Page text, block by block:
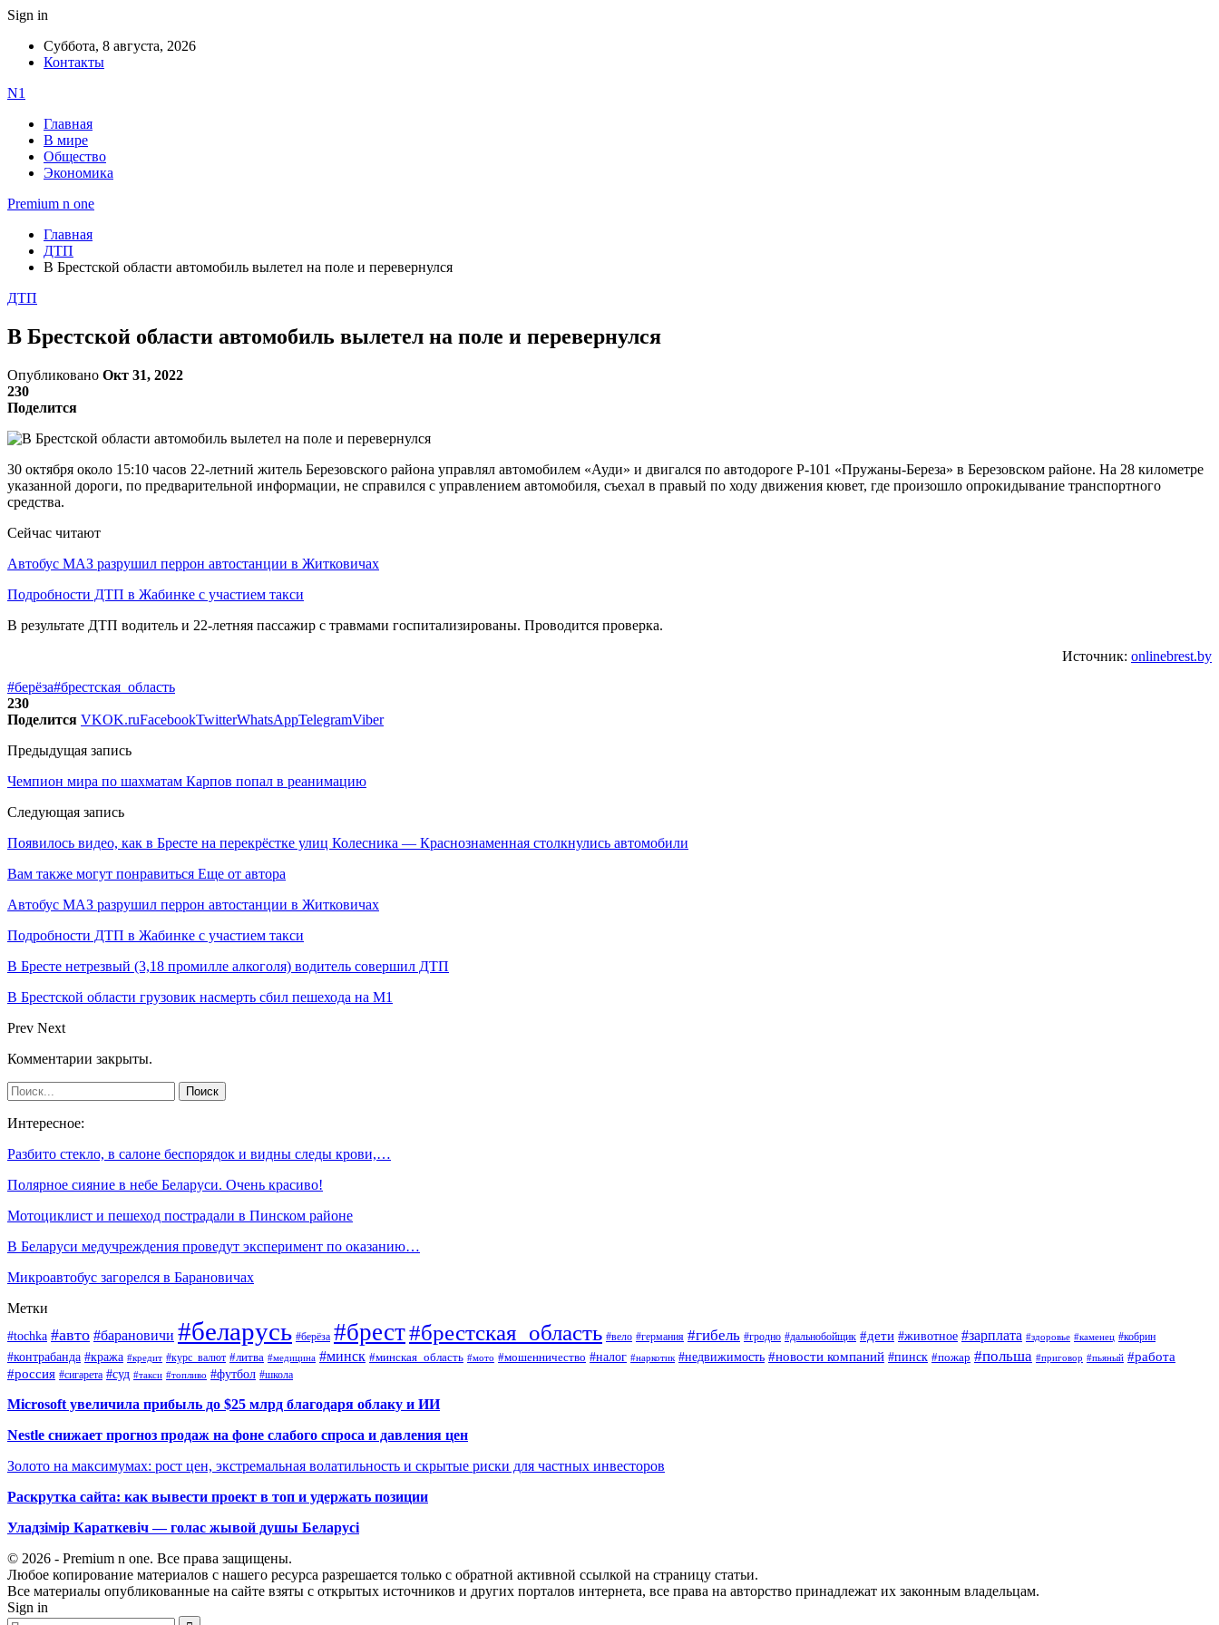
Sign in
Суббота, 8 августа, 2026
Контакты
N1
Главная
В мире
Общество
Экономика
Premium n one
Главная
ДТП
В Брестской области автомобиль вылетел на поле и перевернулся
ДТП
В Брестской области автомобиль вылетел на поле и перевернулся
Опубликовано Окт 31, 2022
230
Поделится
30 октября около 15:10 часов 22-летний житель Березовского района управлял автомобилем «Ауди» и двигался по автодороге Р-101 «Пружаны-Береза» в Березовском районе. На 28 километре
указанной дороги, по предварительной информации, не справился с управлением автомобиля, съехал в правый по ходу движения кювет, где произошло опрокидывание транспортного
средства.
Сейчас читают
Автобус МАЗ разрушил перрон автостанции в Житковичах
Подробности ДТП в Жабинке с участием такси
В результате ДТП водитель и 22-летняя пассажир с травмами госпитализированы. Проводится проверка.
Источник: onlinebrest.by
#берёза#брестская_область
230
Поделится VKOK.ruFacebookTwitterWhatsAppTelegramViber
Предыдущая запись
Чемпион мира по шахматам Карпов попал в реанимацию
Следующая запись
Появилось видео, как в Бресте на перекрёстке улиц Колесника — Краснознаменная столкнулись автомобили
Вам также могут понравиться Еще от автора
Автобус МАЗ разрушил перрон автостанции в Житковичах
Подробности ДТП в Жабинке с участием такси
В Бресте нетрезвый (3,18 промилле алкоголя) водитель совершил ДТП
В Брестской области грузовик насмерть сбил пешехода на М1
Prev Next
Комментарии закрыты.
Интересное:
Разбито стекло, в салоне беспорядок и видны следы крови,…
Полярное сияние в небе Беларуси. Очень красиво!
Мотоциклист и пешеход пострадали в Пинском районе
В Беларуси медучреждения проведут эксперимент по оказанию…
Микроавтобус загорелся в Барановичах
Метки
#tochka #авто #барановичи #беларусь #берёза #брест#брестская_область #вело #германия #гибель #гродно #дальнобойщик #дети #животное #зарплата #здоровье #каменец #кобрин
#контрабанда #кража #кредит #курс_валют #литва #медицина #минск #минская_область #мото #мошенничество #налог #наркотик #недвижимость #новости компаний #пинск #пожар #польша #приговор #пьяный #работа
#россия #сигарета #суд #такси #топливо #футбол #школа
Microsoft увеличила прибыль до $25 млрд благодаря облаку и ИИ
Nestle снижает прогноз продаж на фоне слабого спроса и давления цен
Золото на максимумах: рост цен, экстремальная волатильность и скрытые риски для частных инвесторов
Раскрутка сайта: как вывести проект в топ и удержать позиции
Уладзімір Караткевіч — голас жывой душы Беларусі
© 2026 - Premium n one. Все права защищены.
Любое копирование материалов с нашего ресурса разрешается только с обратной активной ссылкой на страницу статьи.
Все материалы опубликованные на сайте взяты с открытых источников и других порталов интернета, все права на авторство принадлежат их законным владельцам.
Sign in